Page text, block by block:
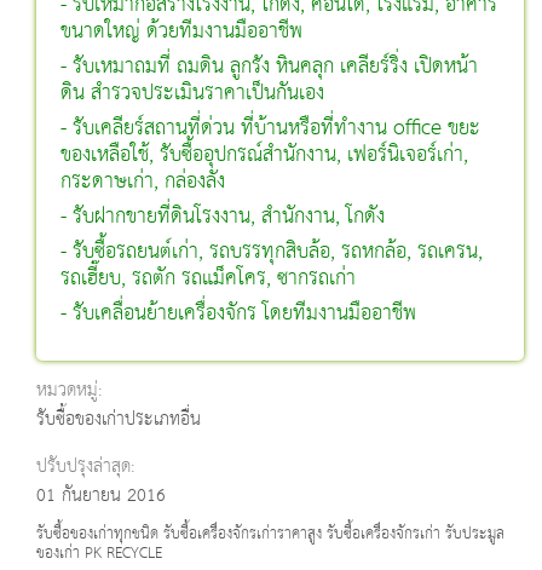
ขนาดใหญ่ ด้วยทีมงานมืออาชีพ
- รับเหมาถมที่ ถมดิน ลูกรัง หินคลุก เคลียร์ริ่ง เปิดหน้า
ดิน สำรวจประเมินราคาเป็นกันเอง
- รับเคลียร์สถานที่ด่วน ที่บ้านหรือที่ทำงาน office ขยะ
ของเหลือใช้, รับซื้ออุปกรณ์สำนักงาน, เฟอร์นิเจอร์เก่า,
กระดาษเก่า, กล่องลัง
- รับฝากขายที่ดินโรงงาน, สำนักงาน, โกดัง
- รับซื้อรถยนต์เก่า, รถบรรทุกสิบล้อ, รถหกล้อ, รถเครน,
รถเฮี๊ยบ, รถตัก รถแม็คโคร, ซากรถเก่า
- รับเคลื่อนย้ายเครื่องจักร โดยทีมงานมืออาชีพ
หมวดหมู่:
รับซื้อของเก่าประเภทอื่น
ปรับปรุงล่าสุด:
01 กันยายน 2016
รับซื้อของเก่าทุกชนิด รับซื้อเครื่องจักรเก่าราคาสูง รับซื้อเครื่องจักรเก่า รับประมูล
ของเก่า PK RECYCLE